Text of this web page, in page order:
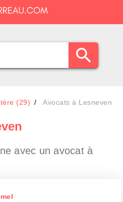
(29) Avocats à Lesneven
avec un avocat à